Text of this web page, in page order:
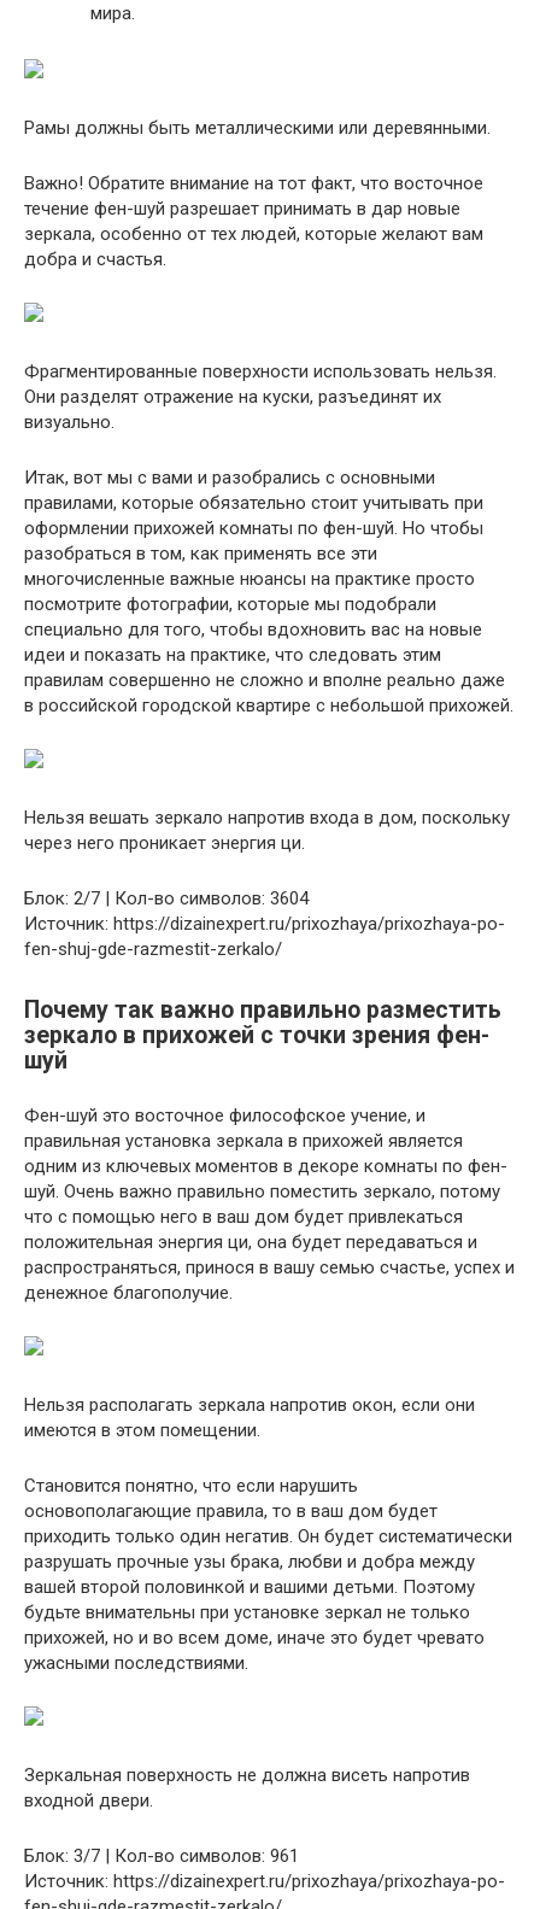
мира.
Рамы должны быть металлическими или деревянными.
Важно! Обратите внимание на тот факт, что восточное
течение фен-шуй разрешает принимать в дар новые
зеркала, особенно от тех людей, которые желают вам
добра и счастья.
Фрагментированные поверхности использовать нельзя.
Они разделят отражение на куски, разъединят их
визуально.
Итак, вот мы с вами и разобрались с основными
правилами, которые обязательно стоит учитывать при
оформлении прихожей комнаты по фен-шуй. Но чтобы
разобраться в том, как применять все эти
многочисленные важные нюансы на практике просто
посмотрите фотографии, которые мы подобрали
специально для того, чтобы вдохновить вас на новые
идеи и показать на практике, что следовать этим
правилам совершенно не сложно и вполне реально даже
в российской городской квартире с небольшой прихожей.
Нельзя вешать зеркало напротив входа в дом, поскольку
через него проникает энергия ци.
Блок: 2/7 | Кол-во символов: 3604
Источник: https://dizainexpert.ru/prixozhaya/prixozhaya-po-
fen-shuj-gde-razmestit-zerkalo/
Почему так важно правильно разместить
зеркало в прихожей с точки зрения фен-
шуй
Фен-шуй это восточное философское учение, и
правильная установка зеркала в прихожей является
одним из ключевых моментов в декоре комнаты по фен-
шуй. Очень важно правильно поместить зеркало, потому
что с помощью него в ваш дом будет привлекаться
положительная энергия ци, она будет передаваться и
распространяться, принося в вашу семью счастье, успех и
денежное благополучие.
Нельзя располагать зеркала напротив окон, если они
имеются в этом помещении.
Становится понятно, что если нарушить
основополагающие правила, то в ваш дом будет
приходить только один негатив. Он будет систематически
разрушать прочные узы брака, любви и добра между
вашей второй половинкой и вашими детьми. Поэтому
будьте внимательны при установке зеркал не только
прихожей, но и во всем доме, иначе это будет чревато
ужасными последствиями.
Зеркальная поверхность не должна висеть напротив
входной двери.
Блок: 3/7 | Кол-во символов: 961
Источник: https://dizainexpert.ru/prixozhaya/prixozhaya-po-